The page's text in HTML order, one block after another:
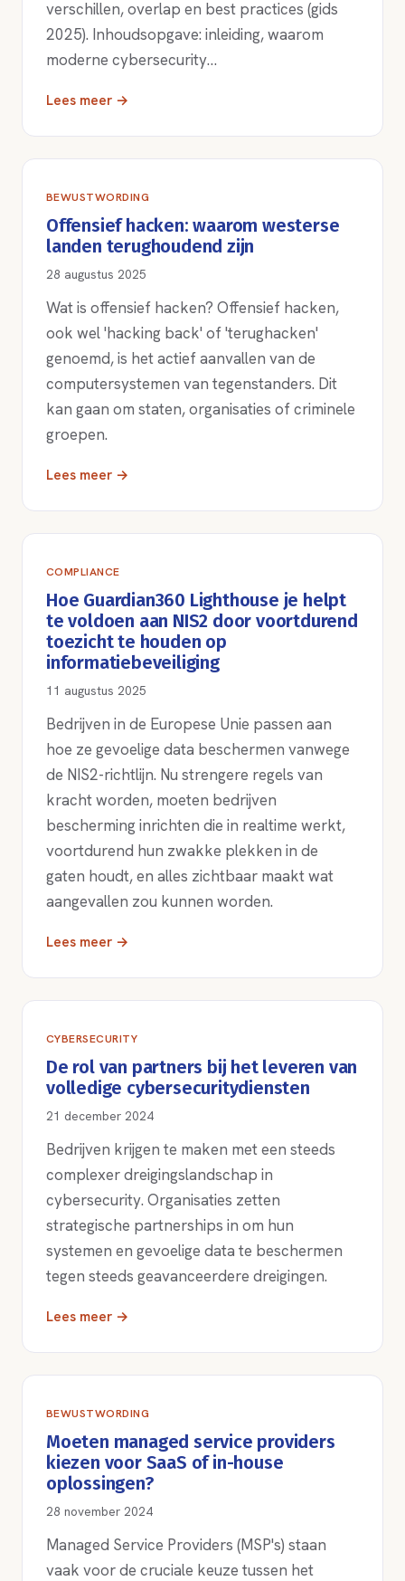
verschillen, overlap en best practices (gids
2025). Inhoudsopgave: inleiding, waarom
moderne cybersecurity…
Lees meer →
BEWUSTWORDING
Offensief hacken: waarom westerse
landen terughoudend zijn
28 augustus 2025
Wat is offensief hacken? Offensief hacken,
ook wel 'hacking back' of 'terughacken'
genoemd, is het actief aanvallen van de
computersystemen van tegenstanders. Dit
kan gaan om staten, organisaties of criminele
groepen.
Lees meer →
COMPLIANCE
Hoe Guardian360 Lighthouse je helpt
te voldoen aan NIS2 door voortdurend
toezicht te houden op
informatiebeveiliging
11 augustus 2025
Bedrijven in de Europese Unie passen aan
hoe ze gevoelige data beschermen vanwege
de NIS2-richtlijn. Nu strengere regels van
kracht worden, moeten bedrijven
bescherming inrichten die in realtime werkt,
voortdurend hun zwakke plekken in de
gaten houdt, en alles zichtbaar maakt wat
aangevallen zou kunnen worden.
Lees meer →
CYBERSECURITY
De rol van partners bij het leveren van
volledige cybersecuritydiensten
21 december 2024
Bedrijven krijgen te maken met een steeds
complexer dreigingslandschap in
cybersecurity. Organisaties zetten
strategische partnerships in om hun
systemen en gevoelige data te beschermen
tegen steeds geavanceerdere dreigingen.
Lees meer →
BEWUSTWORDING
Moeten managed service providers
kiezen voor SaaS of in-house
oplossingen?
28 november 2024
Managed Service Providers (MSP's) staan
vaak voor de cruciale keuze tussen het